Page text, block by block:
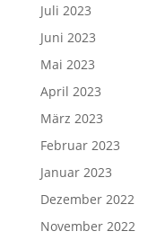
Juli 2023
Juni 2023
Mai 2023
April 2023
März 2023
Februar 2023
Januar 2023
Dezember 2022
November 2022